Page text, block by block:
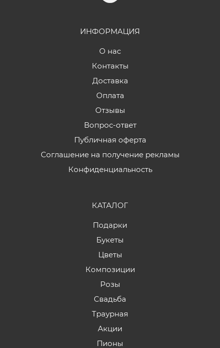
ИНФОРМАЦИЯ
О нас
Контакты
Доставка
Оплата
Отзывы
Вопрос-ответ
Публичная оферта
Соглашение на получение рекламы
Конфиденциальность
КАТАЛОГ
Подарки
Букеты
Цветы
Композиции
Розы
Свадьба
Траурная
Акции
Пионы